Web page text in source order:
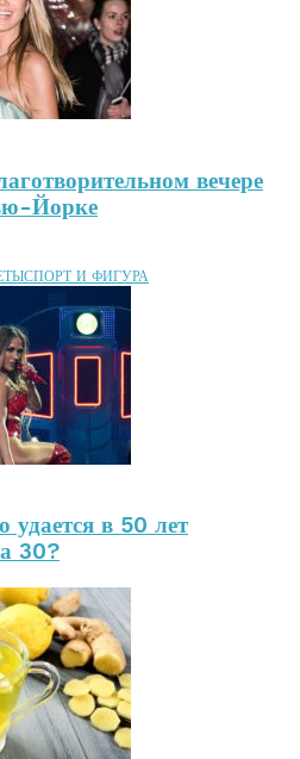
вечере
Йорке
СПОРТ И ФИГУРА
в 50 лет
30?